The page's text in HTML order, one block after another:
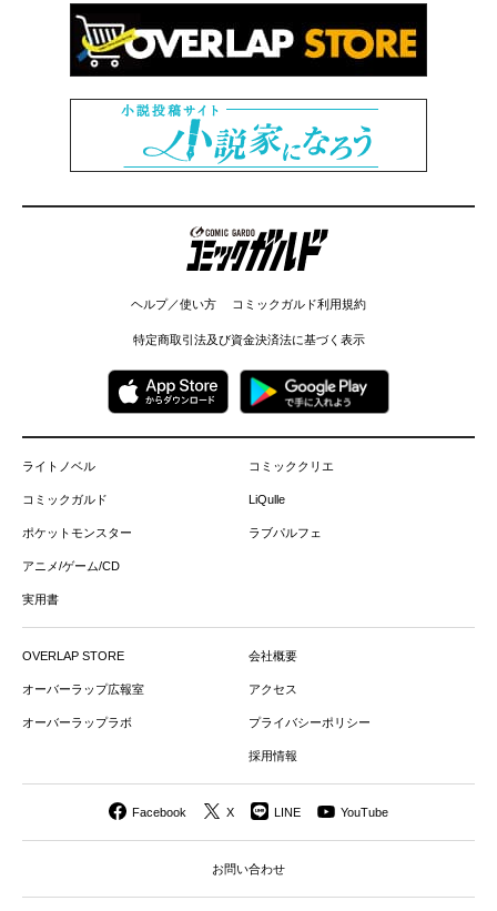
コミックガルド
ヘルプ／使い方 コミックガルド利用規約
特定商取引法及び資金決済法に基づく表示
ライトノベル
コミックガルド
ポケットモンスター
アニメ/ゲーム/CD
実用書
コミッククリエ
LiQulle
ラブパルフェ
OVERLAP STORE
オーバーラップ広報室
オーバーラップラボ
会社概要
アクセス
プライバシーポリシー
採用情報
Facebook X LINE YouTube
お問い合わせ